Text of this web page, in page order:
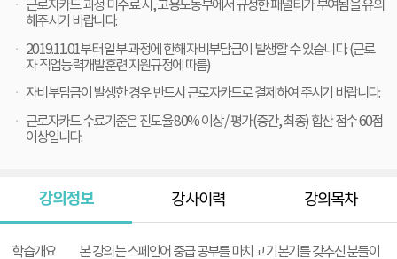
근로자카드 과정 미수료 시, 고용노동부에서 규정한 패널티가 부여됨을 유의
해주시기 바랍니다.
2019.11.01부터 일부 과정에 한해 자비부담금이 발생할 수 있습니다. (근로
자 직업능력개발훈련 지원규정에 따름)
자비부담금이 발생한 경우 반드시 근로자카드로 결제하여 주시기 바랍니다.
근로자카드 수료기준은 진도율 80% 이상 / 평가(중간, 최종) 합산 점수 60점
이상입니다.
강의정보 강사이력 강의목차
학습개요
본 강의는 스페인어 중급 공부를 마치고 기본기를 갖추신 분들이